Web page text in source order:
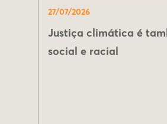
27/07/2026
Justiça climática é
social e racial